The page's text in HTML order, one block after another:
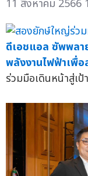
11 สิงหาคม 2566
ดีเอชแอล ซัพพลา
พลังงานไฟฟ้าเพื่
ร่วมมือเดินหน้าสู่เ